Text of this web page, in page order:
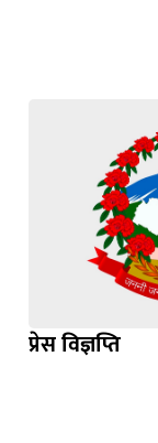
प्रेस विज्ञप्ति